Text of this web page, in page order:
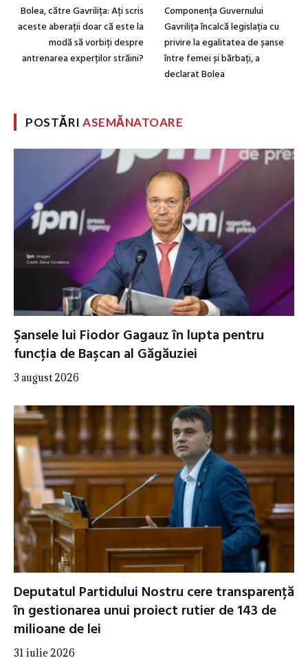
Bolea, către Gavrilița: Ați scris
aceste aberații doar că este la
modă să vorbiți despre
antrenarea experților străini?
Componența Guvernului
Gavrilița încalcă legislația cu
privire la egalitatea de șanse
între femei și bărbați, a
declarat Bolea
POSTĂRIASEMĂNATOARE
Şansele lui Fiodor Gagauz în lupta pentru
funcţia de Başcan al Găgăuziei
3 august 2026
Deputatul Partidului Nostru cere transparență
în gestionarea unui proiect rutier de 143 de
milioane de lei
31 iulie 2026